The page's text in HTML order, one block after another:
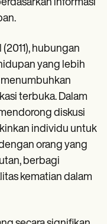
informasi
hubungan
yang lebih
terbuka. Dalam
diskusi
individu untuk
orang yang
berbagi
kematian dalam